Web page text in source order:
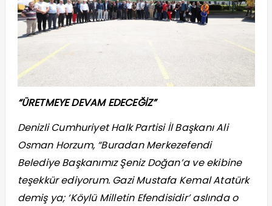
“ÜRETMEYE DEVAM EDECEĞİZ”
Denizli Cumhuriyet Halk Partisi İl Başkanı Ali
Osman Horzum, “Buradan Merkezefendi
Belediye Başkanımız Şeniz Doğan’a ve ekibine
teşekkür ediyorum. Gazi Mustafa Kemal Atatürk
demiş ya; ‘Köylü Milletin Efendisidir’ aslında o